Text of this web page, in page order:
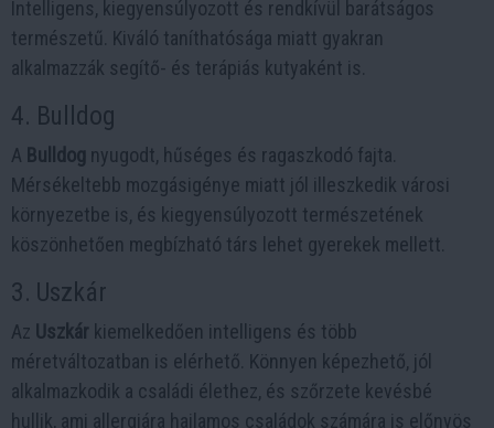
Intelligens, kiegyensúlyozott és rendkívül barátságos
természetű. Kiváló taníthatósága miatt gyakran
alkalmazzák segítő- és terápiás kutyaként is.
4. Bulldog
A Bulldog nyugodt, hűséges és ragaszkodó fajta.
Mérsékeltebb mozgásigénye miatt jól illeszkedik városi
környezetbe is, és kiegyensúlyozott természetének
köszönhetően megbízható társ lehet gyerekek mellett.
3. Uszkár
Az Uszkár kiemelkedően intelligens és több
méretváltozatban is elérhető. Könnyen képezhető, jól
alkalmazkodik a családi élethez, és szőrzete kevésbé
hullik, ami allergiára hajlamos családok számára is előnyös